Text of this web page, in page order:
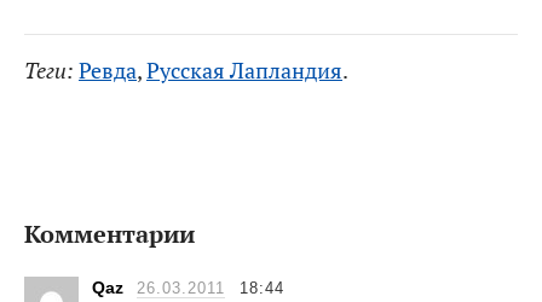
Теги: Ревда,Русская Лапландия.
Комментарии
Qaz 26.03.2011 18:44